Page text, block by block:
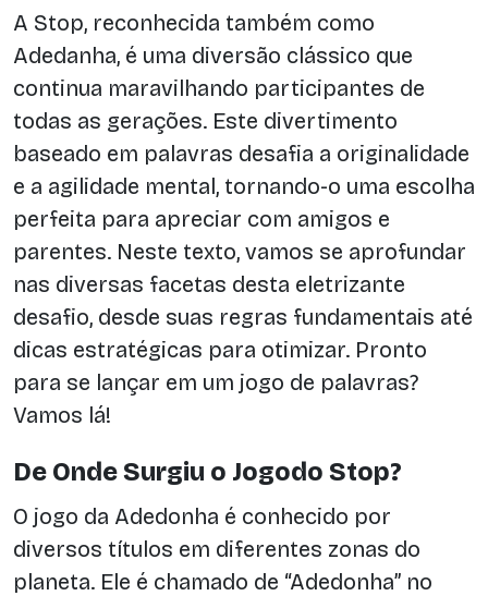
A Stop, reconhecida também como
Adedanha, é uma diversão clássico que
continua maravilhando participantes de
todas as gerações. Este divertimento
baseado em palavras desafia a originalidade
e a agilidade mental, tornando-o uma escolha
perfeita para apreciar com amigos e
parentes. Neste texto, vamos se aprofundar
nas diversas facetas desta eletrizante
desafio, desde suas regras fundamentais até
dicas estratégicas para otimizar. Pronto
para se lançar em um jogo de palavras?
Vamos lá!
De Onde Surgiu o Jogodo Stop?
O jogo da Adedonha é conhecido por
diversos títulos em diferentes zonas do
planeta. Ele é chamado de “Adedonha” no